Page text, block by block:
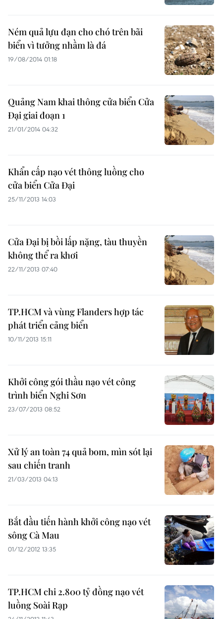
Ném quả lựu đạn cho chó trên bãi
biển vì tưởng nhầm là đá
19/08/2014 01:18
Quảng Nam khai thông cửa biển Cửa
Đại giai đoạn 1
21/01/2014 04:32
Khẩn cấp nạo vét thông luồng cho
cửa biển Cửa Đại
25/11/2013 14:03
Cửa Đại bị bồi lấp nặng, tàu thuyền
không thể ra khơi
22/11/2013 07:40
TP.HCM và vùng Flanders hợp tác
phát triển cảng biển
10/11/2013 15:11
Khởi công gói thầu nạo vét công
trình biển Nghi Sơn
23/07/2013 08:52
Xử lý an toàn 74 quả bom, mìn sót lại
sau chiến tranh
21/03/2013 04:13
Bắt đầu tiến hành khởi công nạo vét
sông Cà Mau
01/12/2012 13:35
TP.HCM chi 2.800 tỷ đồng nạo vét
luồng Soài Rạp